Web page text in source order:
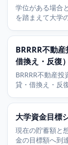
学位がある場合
を踏まえて大学
BRRRR不動
借換え・反復）
BRRRR不動産
貸・借換え・反
大学資金目標
現在の貯蓄額と
金の目標額へ到